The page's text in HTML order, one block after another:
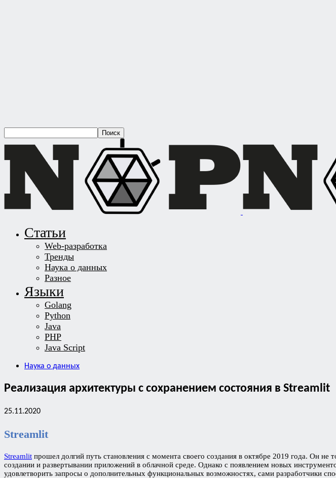
Статьи
Web-разработка
Тренды
Наука о данных
Разное
Языки
Golang
Python
Java
PHP
Java Script
Наука о данных
Реализация архитектуры с сохранением состояния в Streamlit
25.11.2020
Streamlit
Streamlit прошел долгий путь становления с момента своего создания в октябре 2019 года. Он
создании и развертывании приложений в облачной среде. Однако с появлением новых
удовлетворить запросы о дополнительных функциональных возможностях, сами разработчики